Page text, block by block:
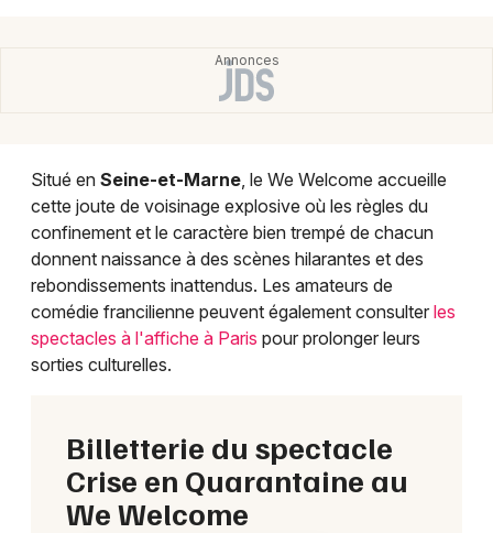
Situé en Seine-et-Marne, le We Welcome accueille
cette joute de voisinage explosive où les règles du
confinement et le caractère bien trempé de chacun
donnent naissance à des scènes hilarantes et des
rebondissements inattendus. Les amateurs de
comédie francilienne peuvent également consulter les
spectacles à l'affiche à Paris pour prolonger leurs
sorties culturelles.
Billetterie du spectacle
Crise en Quarantaine au
We Welcome